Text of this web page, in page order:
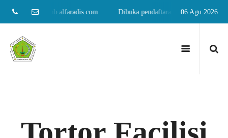
klik: spmb.alfaradis.com Dibuka pendaftaran santri baru, klik:
06 Agu 2026